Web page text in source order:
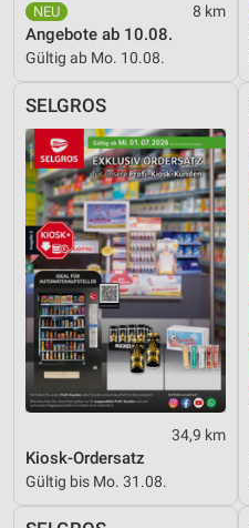
8 km
Angebote ab 10.08.
Gültig ab Mo. 10.08.
SELGROS
34,9 km
Kiosk-Ordersatz
Gültig bis Mo. 31.08.